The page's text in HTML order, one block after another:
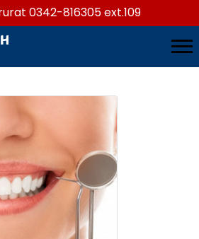
0342-816305 ext.109